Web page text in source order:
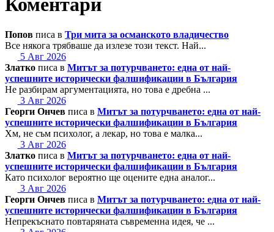
Коментари
Попов писа в Три мита за османското владичество
Все някога трябваше да излезе този текст. Най...
5 Авг 2026
Златко писа в Митът за потурчването: една от най-
успешните исторически фалшификации в България
Не разбирам аргументацията, но това е дребна ...
3 Авг 2026
Георги Ончев писа в Митът за потурчването: една от най-
успешните исторически фалшификации в България
Хм, не съм психолог, а лекар, но това е малка...
3 Авг 2026
Златко писа в Митът за потурчването: една от най-
успешните исторически фалшификации в България
Като психолог вероятно ще оцените една аналог...
3 Авг 2026
Георги Ончев писа в Митът за потурчването: една от най-
успешните исторически фалшификации в България
Непрекъснато повтаряната съвременна идея, че ...